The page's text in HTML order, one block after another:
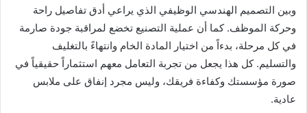
وبين التصميم الهندسي الوظيفي الذي يراعي أدق تفاصيل راحة
وحركة الموظف. كما أن عملية التصنيع تخضع لمراقبة جودة صارمة
في كل مرحلة، بدءاً من اختيار المادة الخام وانتهاءً بالتغليف
والتسليم. كل هذا يجعل من تجربة التعامل معهم استثماراً حقيقياً في
صورة مؤسستك وكفاءة فريقك، وليس مجرد إنفاق على ملابس
عادية.